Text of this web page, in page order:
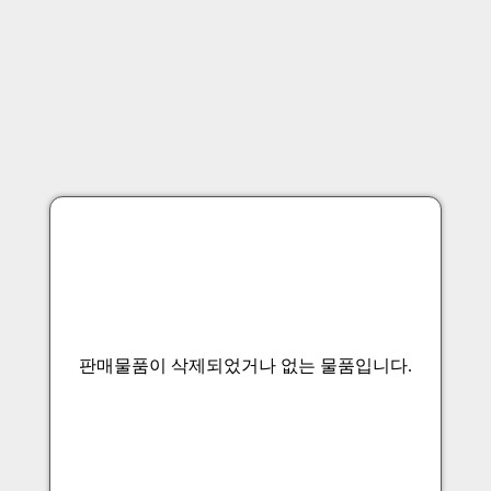
판매물품이 삭제되었거나 없는 물품입니다.